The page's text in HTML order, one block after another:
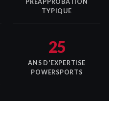
PRÉAPPROBATION
TYPIQUE
25
ANS D'EXPERTISE
POWERSPORTS